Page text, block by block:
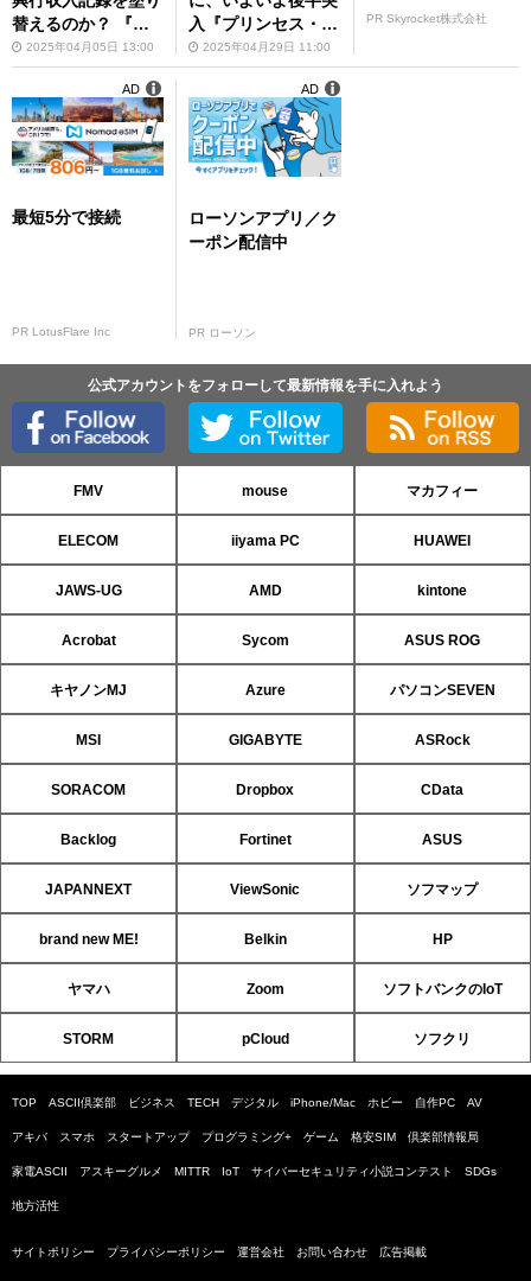
替えるのか？ 『僕
とロボコ』にも注目
2025年04月05日 13:00
入『プリンセス・プ
リンシパル』第4章
2025年04月29日 11:00
PR Skyrocket株式会社
最短5分で接続
PR LotusFlare Inc
AD
ローソンアプリ／ク
ーポン配信中
PR ローソン
AD
公式アカウントをフォローして最新情報を手に入れよう
FMV mouse マカフィー
ELECOM iiyama PC HUAWEI
JAWS-UG AMD kintone
Acrobat Sycom ASUS ROG
キヤノンMJ Azure パソコンSEVEN
MSI GIGABYTE ASRock
SORACOM Dropbox CData
Backlog Fortinet ASUS
JAPANNEXT ViewSonic ソフマップ
brand new ME! Belkin HP
ヤマハ Zoom ソフトバンクのIoT
STORM pCloud ソフクリ
TOP ASCII倶楽部 ビジネス TECH デジタル iPhone/Mac ホビー 自作PC AV
アキバ スマホ スタートアップ プログラミング+ ゲーム 格安SIM 倶楽部情報局
家電ASCII アスキーグルメ MITTR IoT サイバーセキュリティ小説コンテスト SDGs
地方活性
サイトポリシー プライバシーポリシー 運営会社 お問い合わせ 広告掲載